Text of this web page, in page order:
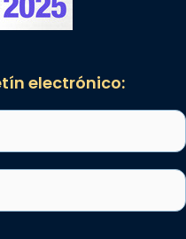
electrónico: